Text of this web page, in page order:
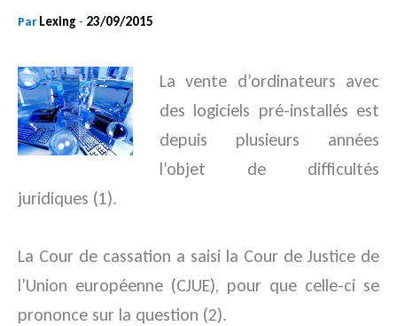
Par Lexing - 23/09/2015
La vente d’ordinateurs avec
des logiciels pré-installés est
depuis plusieurs années
l’objet de difficultés
juridiques (1).
La Cour de cassation a saisi la Cour de Justice de
l’Union européenne (CJUE), pour que celle-ci se
prononce sur la question (2).